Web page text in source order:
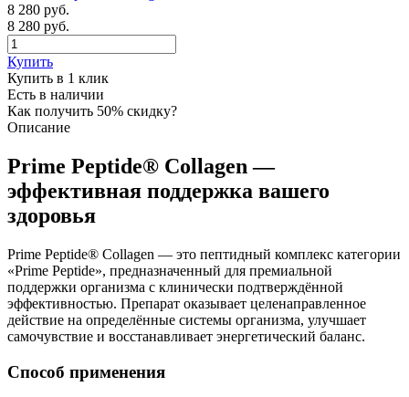
8 280 руб.
8 280 руб.
Купить
Купить в 1 клик
Есть в наличии
Как получить 50% скидку?
Описание
Prime Peptide® Collagen —
эффективная поддержка вашего
здоровья
Prime Peptide® Collagen — это пептидный комплекс категории
«Prime Peptide», предназначенный для премиальной
поддержки организма с клинически подтверждённой
эффективностью. Препарат оказывает целенаправленное
действие на определённые системы организма, улучшает
самочувствие и восстанавливает энергетический баланс.
Способ применения